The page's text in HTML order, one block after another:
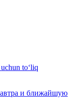
to‘liq
и ближайшую